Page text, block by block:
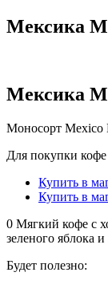
Мексика
Мексика
Моносорт Mexico
Для покупки
Купить в
Купить в
0 Мягкий кофе с
зеленого яблока
Будет полезно: